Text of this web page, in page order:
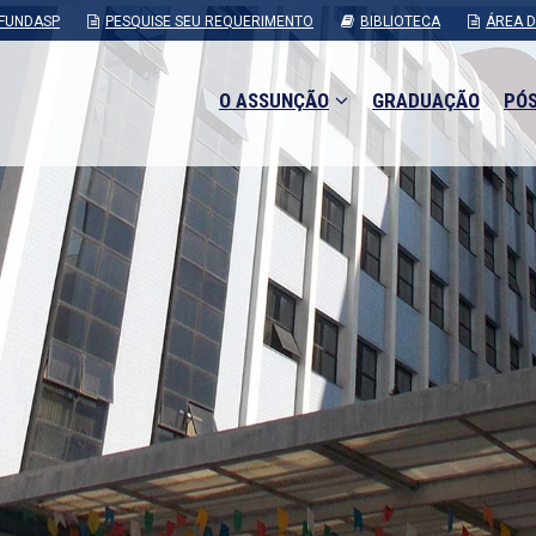
PESQUISE SEU REQUERIMENTO BIBLIOTECA ÁREA
O ASSUNÇÃO GRADUAÇÃO